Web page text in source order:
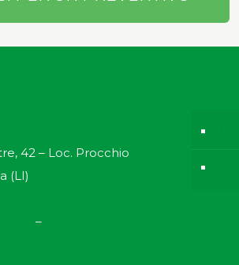
42 – Loc. Procchio
(LI)
–